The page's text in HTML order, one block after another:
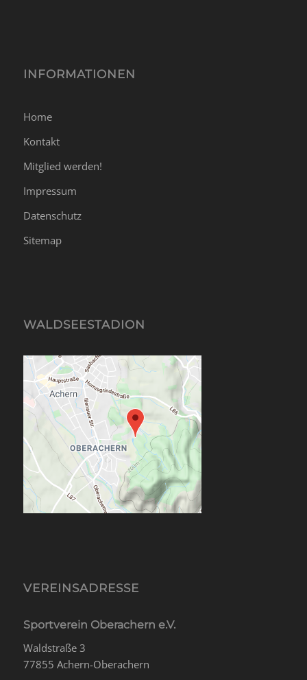
INFORMATIONEN
Home
Kontakt
Mitglied werden!
Impressum
Datenschutz
Sitemap
WALDSEESTADION
VEREINSADRESSE
Sportverein Oberachern e.V.
Waldstraße 3
77855 Achern-Oberachern